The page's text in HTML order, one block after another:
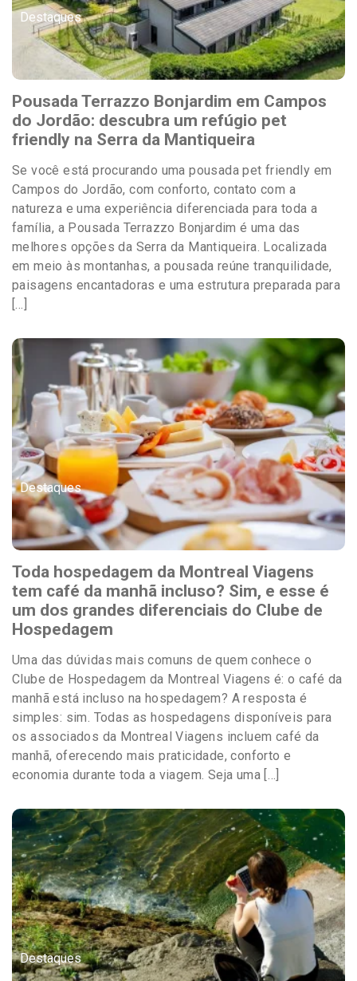
Destaques
Pousada Terrazzo Bonjardim em Campos
do Jordão: descubra um refúgio pet
friendly na Serra da Mantiqueira
Se você está procurando uma pousada pet friendly em
Campos do Jordão, com conforto, contato com a
natureza e uma experiência diferenciada para toda a
família, a Pousada Terrazzo Bonjardim é uma das
melhores opções da Serra da Mantiqueira. Localizada
em meio às montanhas, a pousada reúne tranquilidade,
paisagens encantadoras e uma estrutura preparada para
[…]
Destaques
Toda hospedagem da Montreal Viagens
tem café da manhã incluso? Sim, e esse é
um dos grandes diferenciais do Clube de
Hospedagem
Uma das dúvidas mais comuns de quem conhece o
Clube de Hospedagem da Montreal Viagens é: o café da
manhã está incluso na hospedagem? A resposta é
simples: sim. Todas as hospedagens disponíveis para
os associados da Montreal Viagens incluem café da
manhã, oferecendo mais praticidade, conforto e
economia durante toda a viagem. Seja uma […]
Destaques